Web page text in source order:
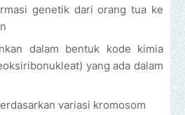
genetik dari orang tua ke
dalam bentuk kode kimia
yang ada dalam
variasi kromosom